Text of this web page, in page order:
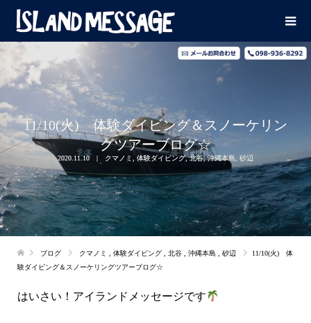
11/10(火) 体験ダイビング＆スノーケリン
グツアーブログ☆
2020.11.10 クマノミ 体験ダイビング,北谷,沖縄本島 砂辺
ブログ クマノミ 体験ダイビング 北谷 沖縄本島 砂辺
11/10(火) 体
験ダイビング＆スノーケリングツアーブログ☆
はいさい！アイランドメッセージです